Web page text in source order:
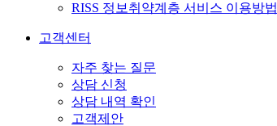
RISS 정보취약계층 서비스 이용방법
고객센터
자주 찾는 질문
상담 신청
상담 내역 확인
고객제안